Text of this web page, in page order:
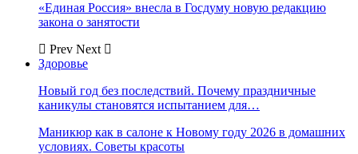
«Единая Россия» внесла в Госдуму новую редакцию
закона о занятости
Prev Next
Здоровье
Новый год без последствий. Почему праздничные
каникулы становятся испытанием для…
Маникюр как в салоне к Новому году 2026 в домашних
условиях. Советы красоты